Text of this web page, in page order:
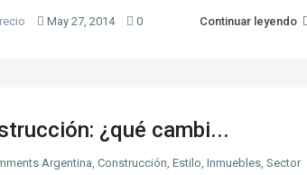
May 27, 2014 0 Continuar leyendo
¿qué cambi...
Argentina, Construcción, Estilo, Inmuebles, Sector